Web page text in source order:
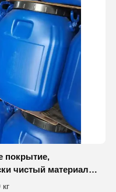
покрытие,
чистый материал